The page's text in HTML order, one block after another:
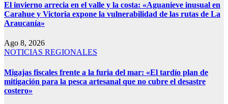
El invierno arrecia en el valle y la costa: «Aguanieve inusual en
Carahue y Victoria expone la vulnerabilidad de las rutas de La
Araucanía»
Ago 8, 2026
NOTICIAS REGIONALES
Migajas fiscales frente a la furia del mar: «El tardío plan de
mitigación para la pesca artesanal que no cubre el desastre
costero»